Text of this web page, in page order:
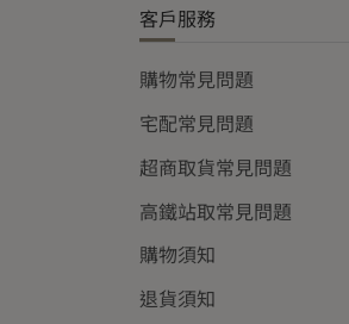
客戶服務
購物常見問題
宅配常見問題
超商取貨常見問題
高鐵站取常見問題
購物須知
退貨須知